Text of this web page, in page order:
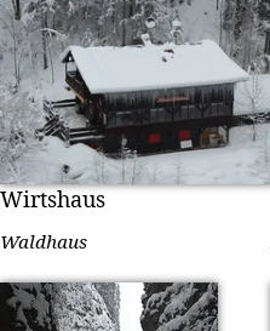
Wirtshaus
Waldhaus